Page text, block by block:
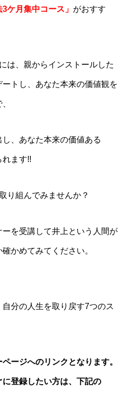
3ケ月集中コース」 がおすす
は、親からインストールした
トし、あなた本来の価値観を
、あなた本来の価値ある
れます!!
り組んでみませんか？
を受講して井上という人間が
かめてみてください。
自分の人生を取り戻す7つのス
ージへのリンクとなります。
登録したい方は、下記の